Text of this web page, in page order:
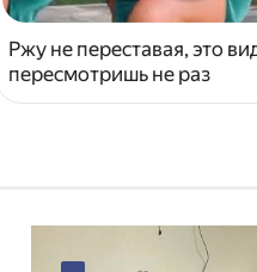
Ржу не переставая, это
пересмотришь не раз